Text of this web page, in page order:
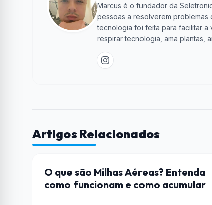
Marcus é o fundador da
pessoas a resolverem
tecnologia foi feita para facilitar a
respirar tecnologia, ama plantas,
Artigos Relacionados
HARDWARE
O que são Milhas Aéreas? Entenda
como funcionam e como acumular